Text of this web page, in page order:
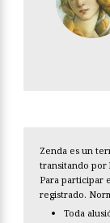
Zenda es un
transitando por
Para participar
registrado.
Toda